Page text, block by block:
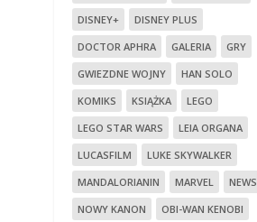
DISNEY+
DISNEY PLUS
DOCTOR APHRA
GALERIA
GRY
GWIEZDNE WOJNY
HAN SOLO
KOMIKS
KSIĄŻKA
LEGO
LEGO STAR WARS
LEIA ORGANA
LUCASFILM
LUKE SKYWALKER
MANDALORIANIN
MARVEL
NEWS
NOWY KANON
OBI-WAN KENOBI